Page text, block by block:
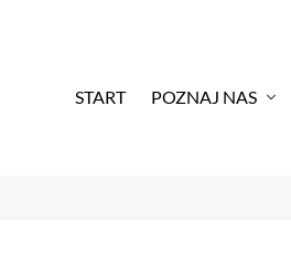
START POZNAJ NAS